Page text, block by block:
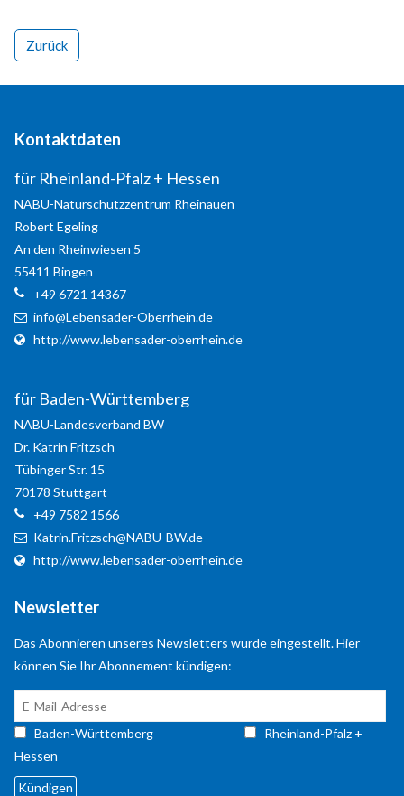
Zurück
Kontaktdaten
für Rheinland-Pfalz + Hessen
NABU-Naturschutzzentrum Rheinauen
Robert Egeling
An den Rheinwiesen 5
55411 Bingen
+49 6721 14367
info@Lebensader-Oberrhein.de
http://www.lebensader-oberrhein.de
für Baden-Württemberg
NABU-Landesverband BW
Dr. Katrin Fritzsch
Tübinger Str. 15
70178 Stuttgart
+49 7582 1566
Katrin.Fritzsch@NABU-BW.de
http://www.lebensader-oberrhein.de
Newsletter
Das Abonnieren unseres Newsletters wurde eingestellt. Hier
können Sie Ihr Abonnement kündigen:
Baden-Württemberg
Rheinland-Pfalz +
Hessen
Your e-Mail
Message*
Send a copy of this email to me
Login
Benutzername
Passwort
Anmelden